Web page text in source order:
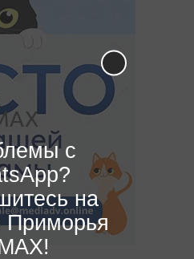
с
на
Приморья